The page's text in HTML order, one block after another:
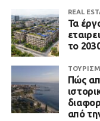
REAL
Τα
το
Πώς
από